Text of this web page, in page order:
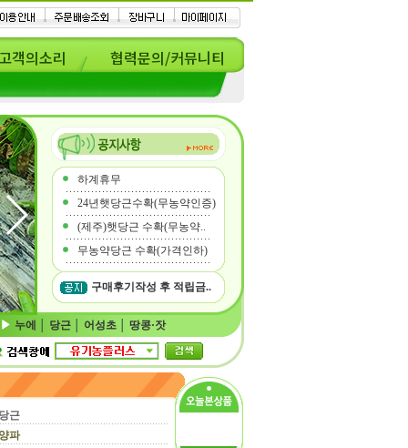
객의소리 협력문의/커뮤니티
하계휴무
24년햇당근수확(무농약인증)
(제주)햇당근 수확(무농약..
무농약당근 수확(가격인하)
구매후기작성 후 적립금..
누에 당근 어성초 땅콩·잣
근
파